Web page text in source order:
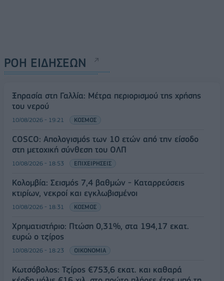
ΡΟΗ ΕΙΔΗΣΕΩΝ
Ξηρασία στη Γαλλία: Μέτρα περιορισμού της χρήσης
του νερού
10/08/2026 - 19:21 ΚΟΣΜΟΣ
COSCO: Απολογισμός των 10 ετών από την είσοδο
στη μετοχική σύνθεση του ΟΛΠ
10/08/2026 - 18:53 ΕΠΙΧΕΙΡΗΣΕΙΣ
Κολομβία: Σεισμός 7,4 βαθμών - Καταρρεύσεις
κτιρίων, νεκροί και εγκλωβισμένοι
10/08/2026 - 18:31 ΚΟΣΜΟΣ
Χρηματιστήριο: Πτώση 0,31%, στα 194,17 εκατ.
ευρώ ο τζίρος
10/08/2026 - 18:23 ΟΙΚΟΝΟΜΙΑ
Κωτσόβολος: Τζίρος €753,6 εκατ. και καθαρά